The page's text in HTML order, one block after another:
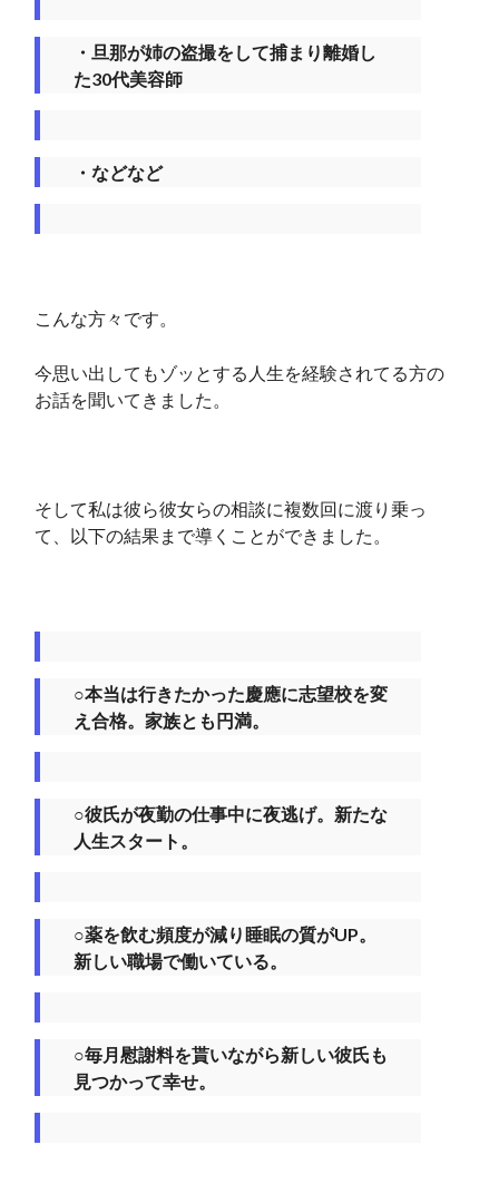
・旦那が姉の盗撮をして捕まり離婚し
た30代美容師
・などなど
こんな方々です。
今思い出してもゾッとする人生を経験されてる方の
お話を聞いてきました。
そして私は彼ら彼女らの相談に複数回に渡り乗っ
て、以下の結果まで導くことができました。
○本当は行きたかった慶應に志望校を変
え合格。家族とも円満。
○彼氏が夜勤の仕事中に夜逃げ。新たな
人生スタート。
○薬を飲む頻度が減り睡眠の質がUP。
新しい職場で働いている。
○毎月慰謝料を貰いながら新しい彼氏も
見つかって幸せ。